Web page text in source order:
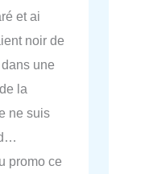
et ai
noir de
une
la
ne suis
promo ce